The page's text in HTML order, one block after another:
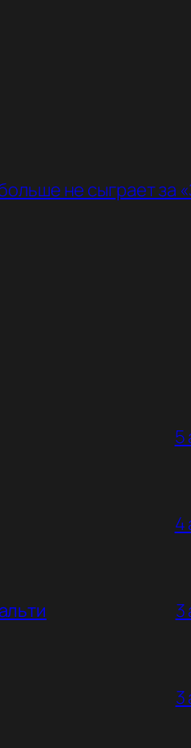
не сыграет за
5
4
3
3